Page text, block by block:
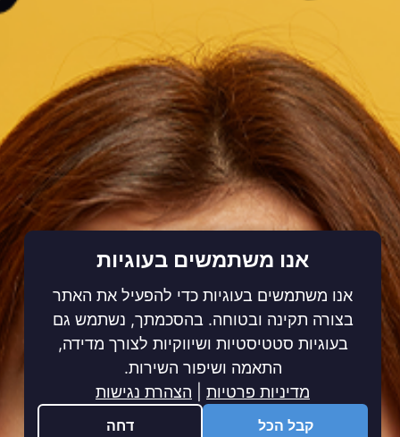
אנו משתמשים בעוגיות
אנו משתמשים בעוגיות כדי להפעיל את האתר
בצורה תקינה ובטוחה. בהסכמתך, נשתמש גם
בעוגיות סטטיסטיות ושיווקיות לצורך מדידה,
התאמה ושיפור השירות.
מדיניות פרטיות| הצהרת נגישות
קבל הכל דחה